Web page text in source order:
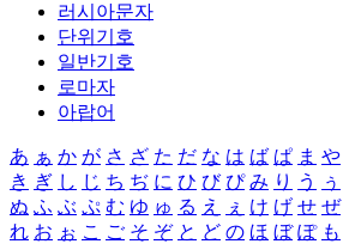
러시아문자
단위기호
일반기호
로마자
아랍어
あ ぁ か が さ ざ た だ な は ば ぱ ま や
き ぎ し じ ち ぢ に ひ び ぴ み り う ぅ
ぬ ふ ぶ ぷ む ゆ ゅ る え ぇ け げ せ ぜ
れ お ぉ こ ご そ ぞ と ど の ほ ぼ ぽ も